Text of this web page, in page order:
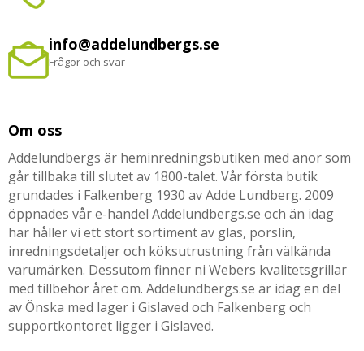
info@addelundbergs.se
Frågor och svar
Om oss
Addelundbergs är heminredningsbutiken med anor som
går tillbaka till slutet av 1800-talet. Vår första butik
grundades i Falkenberg 1930 av Adde Lundberg. 2009
öppnades vår e-handel Addelundbergs.se och än idag
har håller vi ett stort sortiment av glas, porslin,
inredningsdetaljer och köksutrustning från välkända
varumärken. Dessutom finner ni Webers kvalitetsgrillar
med tillbehör året om. Addelundbergs.se är idag en del
av Önska med lager i Gislaved och Falkenberg och
supportkontoret ligger i Gislaved.